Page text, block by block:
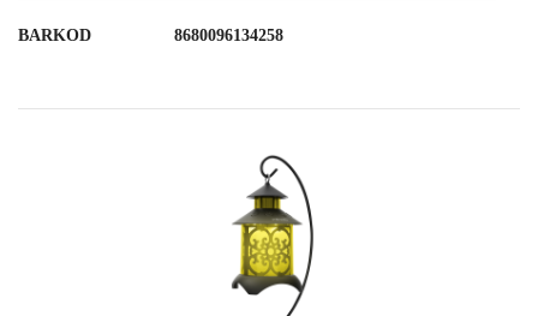
BARKOD 8680096134258